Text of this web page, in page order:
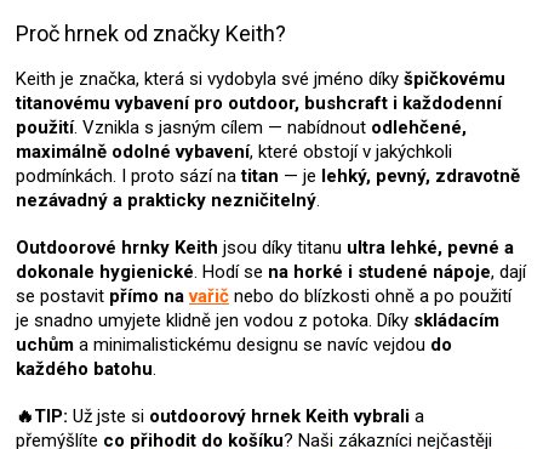
Proč hrnek od značky Keith?
Keith je značka, která si vydobyla své jméno díky špičkovému
titanovému vybavení pro outdoor, bushcraft i každodenní
použití. Vznikla s jasným cílem — nabídnout odlehčené,
maximálně odolné vybavení, které obstojí v jakýchkoli
podmínkách. I proto sází natitan — je lehký, pevný, zdravotně
nezávadný a prakticky nezničitelný.
Outdoorové hrnky Keith jsou díky titanu ultra lehké, pevné a
dokonale hygienické. Hodí se na horké i studené nápoje, dají
se postavit přímo navařič nebo do blízkosti ohně a po použití
je snadno umyjete klidně jen vodou z potoka. Díky skládacím
uchům a minimalistickému designu se navíc vejdou do
každého batohu.
🔥TIP: Už jste si outdoorový hrnek Keithvybrali a
přemýšlíte co přihodit do košíku? Naši zákazníci nejčastěji